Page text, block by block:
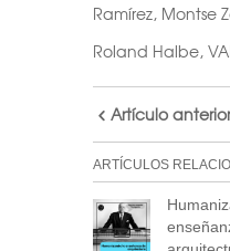
Ramírez, Montse
Roland Halbe,
Artículo anterior
ARTÍCULOS